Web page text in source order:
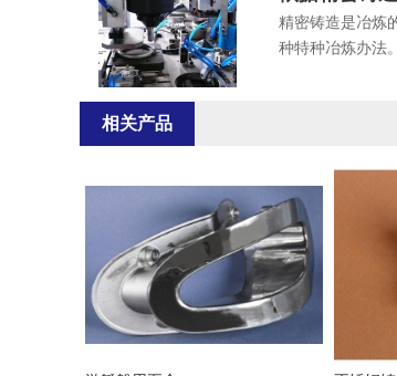
精密铸造是冶炼
种特种冶炼办法
相关产品